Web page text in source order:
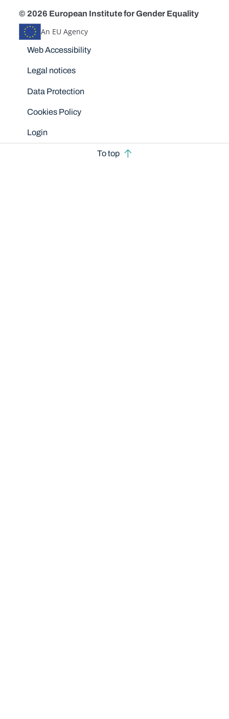
© 2026 European Institute for Gender Equality
An EU Agency
Disclaimers
Web Accessibility
Legal notices
Data Protection
Cookies Policy
Login
To top